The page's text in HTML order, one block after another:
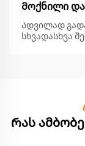
Მოქნილი
Ადვილად
სხვადასხვა
Რას